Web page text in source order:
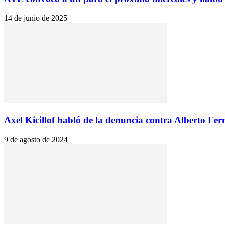
14 de junio de 2025
Axel Kicillof habló de la denuncia contra Alberto
9 de agosto de 2024